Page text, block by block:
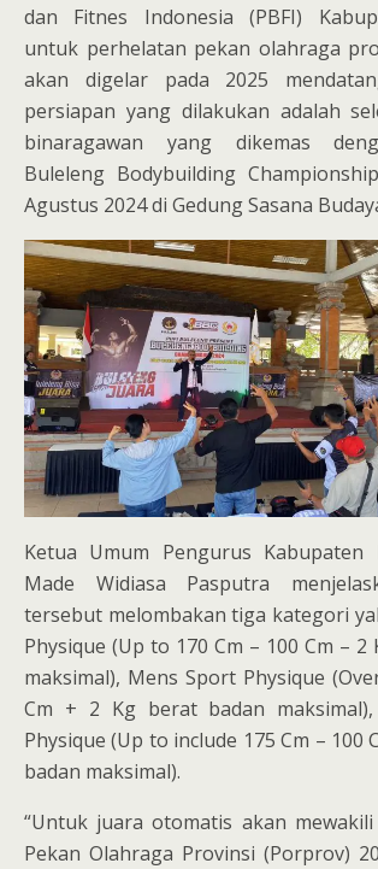
dan Fitnes Indonesia (PBFI)
untuk perhelatan pekan olahraga
akan digelar pada 2025
persiapan yang dilakukan adalah
binaragawan yang dikemas
Buleleng Bodybuilding
Agustus 2024 di Gedung Sasana
Ketua Umum Pengurus Kabupaten
Made Widiasa Pasputra
tersebut melombakan tiga kategori
Physique (Up to 170 Cm – 100 Cm –
maksimal), Mens Sport Physique
Cm + 2 Kg berat badan
Physique (Up to include 175 Cm – 100
badan maksimal).
“Untuk juara otomatis akan
Pekan Olahraga Provinsi (Porprov)